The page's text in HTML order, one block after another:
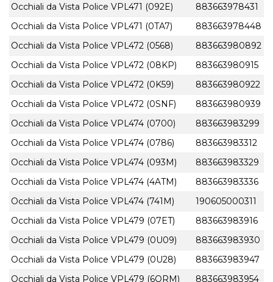
Occhiali da Vista Police VPL471 (092E)
883663978431
Occhiali da Vista Police VPL471 (0TA7)
883663978448
Occhiali da Vista Police VPL472 (0568)
883663980892
Occhiali da Vista Police VPL472 (08KP)
883663980915
Occhiali da Vista Police VPL472 (0K59)
883663980922
Occhiali da Vista Police VPL472 (0SNF)
883663980939
Occhiali da Vista Police VPL474 (0700)
883663983299
Occhiali da Vista Police VPL474 (0786)
883663983312
Occhiali da Vista Police VPL474 (093M)
883663983329
Occhiali da Vista Police VPL474 (4ATM)
883663983336
Occhiali da Vista Police VPL474 (741M)
190605000311
Occhiali da Vista Police VPL479 (07ET)
883663983916
Occhiali da Vista Police VPL479 (0U09)
883663983930
Occhiali da Vista Police VPL479 (0U28)
883663983947
Occhiali da Vista Police VPL479 (6QRM)
883663983954